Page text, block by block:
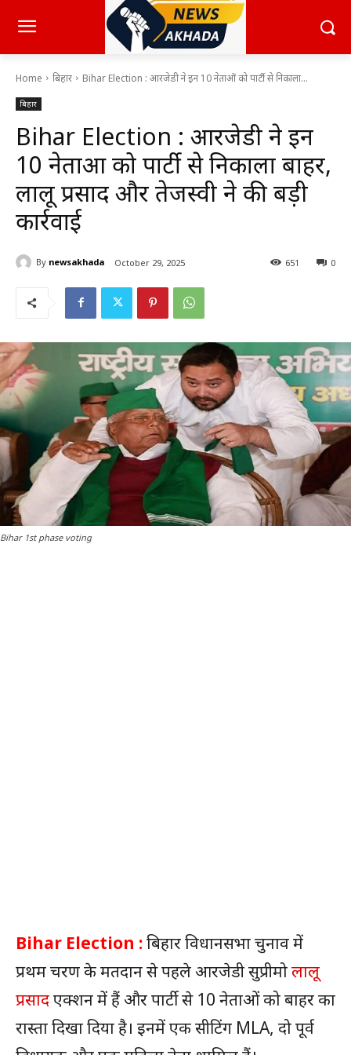
Home बिहार Bihar Election : आरजेडी ने इन 10 नेताओं को पार्टी से निकाला...
बिहार
Bihar Election : आरजेडी ने इन
10 नेताओं को पार्टी से निकाला बाहर,
लालू प्रसाद और तेजस्वी ने की बड़ी
कार्रवाई
By newsakhada October 29, 2025 0
651
Bihar 1st phase voting
Bihar Election :बिहार विधानसभा चुनाव में
प्रथम चरण के मतदान से पहले आरजेडी सुप्रीमोलालू
प्रसादएक्शन में हैं और पार्टी से 10 नेताओं को बाहर का
रास्ता दिखा दिया है। इनमें एक सीटिंग MLA, दो पूर्व